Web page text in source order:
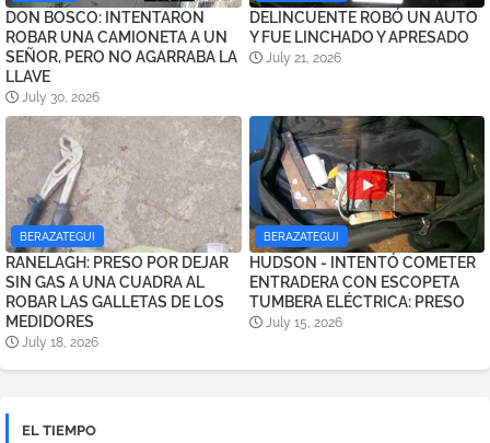
DON BOSCO: INTENTARON
ROBAR UNA CAMIONETA A UN
SEÑOR, PERO NO AGARRABA LA
LLAVE
July 30, 2026
DELINCUENTE ROBÓ UN AUTO
Y FUE LINCHADO Y APRESADO
July 21, 2026
BERAZATEGUI
RANELAGH: PRESO POR DEJAR
SIN GAS A UNA CUADRA AL
ROBAR LAS GALLETAS DE LOS
MEDIDORES
July 18, 2026
BERAZATEGUI
HUDSON - INTENTÓ COMETER
ENTRADERA CON ESCOPETA
TUMBERA ELÉCTRICA: PRESO
July 15, 2026
EL TIEMPO